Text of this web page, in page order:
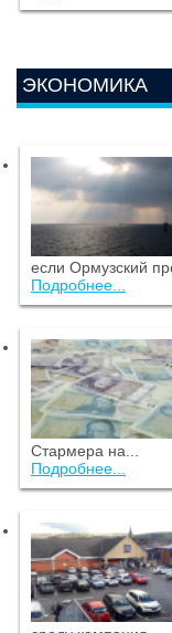
ЭКОНОМИКА
если Ормузский
Подробнее...
Стармера на...
Подробнее...